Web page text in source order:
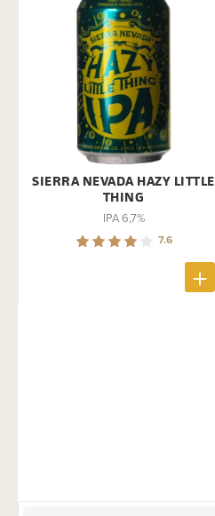
SIERRA NEVADA HAZY LITTLE
THING
IPA 6,7%
7.6